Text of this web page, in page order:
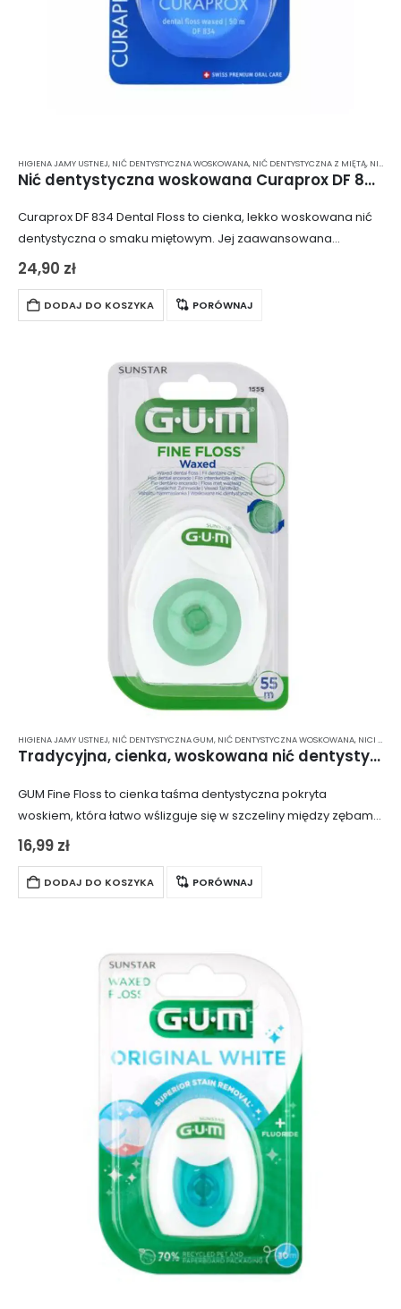
HIGIENA JAMY USTNEJ, NIĆ DENTYSTYCZNA WOSKOWANA, NIĆ DENTYSTYCZNA Z MIĘTĄ, NICI DENTYSTYCZNE
Nić dentystyczna woskowana Curaprox DF 834 Dental Floss 50m
Curaprox DF 834 Dental Floss to cienka, lekko woskowana nić
dentystyczna o smaku miętowym. Jej zaawansowana
konstrukcja sprawia, że produkt nie strzępi się ani nie
24,90 zł
DODAJ DO KOSZYKA PORÓWNAJ
HIGIENA JAMY USTNEJ, NIĆ DENTYSTYCZNA GUM, NIĆ DENTYSTYCZNA WOSKOWANA, NICI DENTYSTYCZNE
Tradycyjna, cienka, woskowana nić dentystyczna GUM Fine Floss 1555 (55m)
GUM Fine Floss to cienka taśma dentystyczna pokryta
woskiem, która łatwo wślizguje się w szczeliny między zębami.
Produkt jest idealny dla osób posiadających wąskie
przestrzenie międzyzębowe.
16,99 zł
DODAJ DO KOSZYKA PORÓWNAJ